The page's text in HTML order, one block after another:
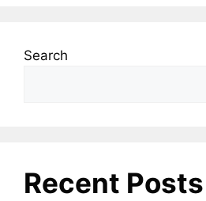
Search
Recent Posts